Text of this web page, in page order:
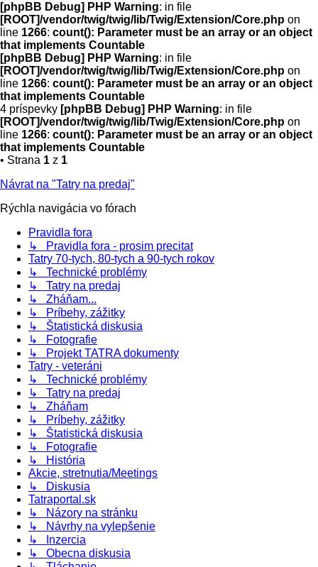
[phpBB Debug] PHP Warning: in file
[ROOT]/vendor/twig/twig/lib/Twig/Extension/Core.php on
line 1266: count(): Parameter must be an array or an object
that implements Countable
[phpBB Debug] PHP Warning: in file
[ROOT]/vendor/twig/twig/lib/Twig/Extension/Core.php on
line 1266: count(): Parameter must be an array or an object
that implements Countable
4 príspevky [phpBB Debug] PHP Warning: in file
[ROOT]/vendor/twig/twig/lib/Twig/Extension/Core.php on
line 1266: count(): Parameter must be an array or an object
that implements Countable
• Strana 1 z 1
Návrat na "Tatry na predaj"
Rýchla navigácia vo fórach
Pravidla fora
↳ Pravidla fora - prosim precitat
Tatry 70-tych, 80-tych a 90-tych rokov
↳ Technické problémy
↳ Tatry na predaj
↳ Zháňam...
↳ Príbehy, zážitky
↳ Štatistická diskusia
↳ Fotografie
↳ Projekt TATRA dokumenty
Tatry - veteráni
↳ Technické problémy
↳ Tatry na predaj
↳ Zháňam
↳ Príbehy, zážitky
↳ Štatistická diskusia
↳ Fotografie
↳ História
Akcie, stretnutia/Meetings
↳ Diskusia
Tatraportal.sk
↳ Názory na stránku
↳ Návrhy na vylepšenie
↳ Inzercia
↳ Obecna diskusia